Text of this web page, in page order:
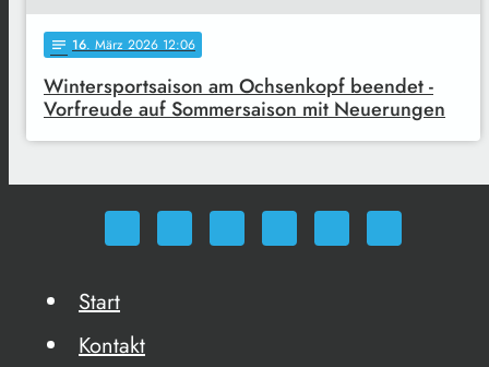
notes 16. März 2026 12:06
Wintersportsaison am Ochsenkopf beendet -
Vorfreude auf Sommersaison mit Neuerungen
Start
Kontakt